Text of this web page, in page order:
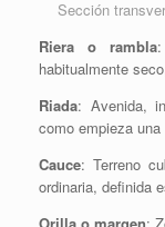
Sección
Riera o rambla
habitualmente
Riada: Avenida,
como empieza
Cauce: Terreno
ordinaria, definida